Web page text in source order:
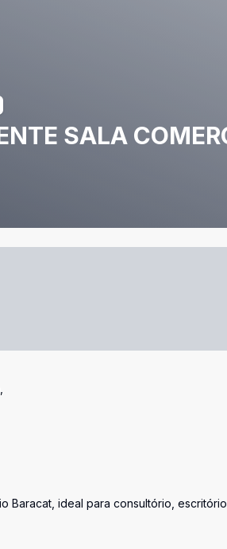
SALA
ideal para consultório,